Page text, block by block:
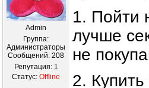
Admin
Группа:
Администраторы
Сообщений: 208
Репутация: 1
Статус: Offline
1. Пойти
лучше
не
2.